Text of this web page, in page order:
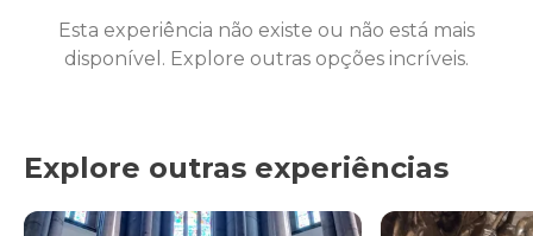
Esta experiência não existe ou não está mais
disponível. Explore outras opções incríveis.
Explore outras experiências